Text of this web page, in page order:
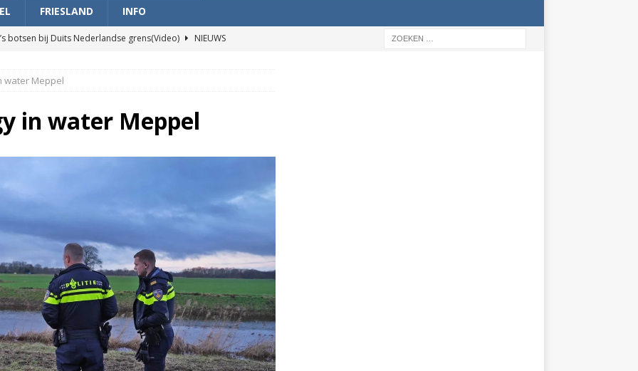
FRIESLAND INFO
botsen bij Duits Nederlandse grens(Video)
NIEUWS
en wagen met stro in de brand in Oosterhesselen(Video)
brand in Wijster(Video)
NIEUWS
aangevaren op Schildmeer Steendam(Video) NIEUWS
water Meppel
in water Meppel